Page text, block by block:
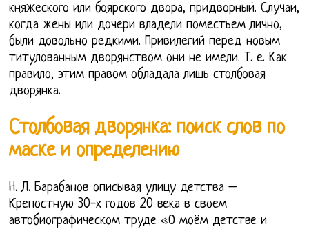
княжеского или боярского двора, придворный. Случаи,
когда жены или дочери владели поместьем лично,
были довольно редкими. Привилегий перед новым
титулованным дворянством они не имели. Т. е. Как
правило, этим правом обладала лишь столбовая
дворянка.
Столбовая дворянка: поиск слов по
маске и определению
Н. Л. Барабанов описывая улицу детства –
Крепостную 30-х годов 20 века в своем
автобиографическом труде «О моём детстве и